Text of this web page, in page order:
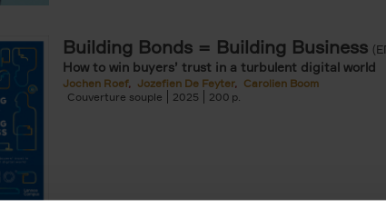
Building Bonds = Building Business
How to win buyers’ trust in a turbulent digital world
Jochen Roef Jozefien De Feyter
Carolien Boom
Couverture souple
2025 200